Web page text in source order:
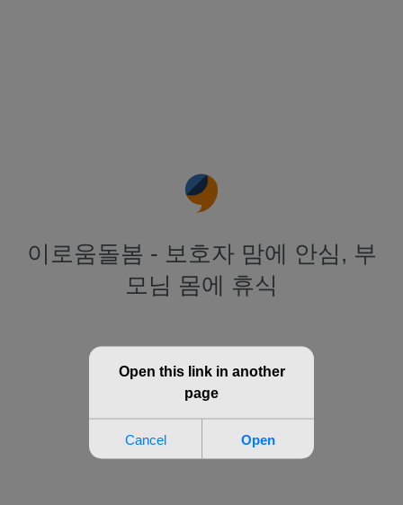
이로움돌봄 - 보호자 맘에 안심, 부
모님 몸에 휴식